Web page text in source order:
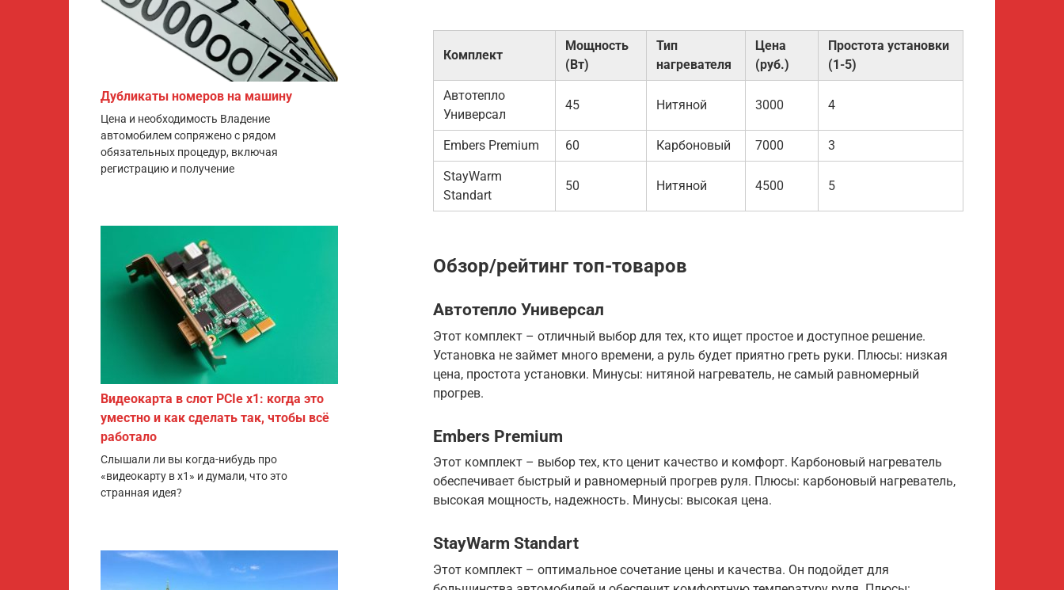
Комплект
Мощность
(Вт)
Тип
нагревателя
Цена
(руб.)
Простота установки
(1-5)
Автотепло
Универсал
45 Нитяной 3000 4
Embers Premium 60 Карбоновый 7000 3
StayWarm
Standart
50 Нитяной 4500 5
Обзор/рейтинг топ-товаров
Автотепло Универсал
Этот комплект – отличный выбор для тех, кто ищет простое и доступное решение.
Установка не займет много времени, а руль будет приятно греть руки. Плюсы: низкая
цена, простота установки. Минусы: нитяной нагреватель, не самый равномерный
прогрев.
Embers Premium
Этот комплект – выбор тех, кто ценит качество и комфорт. Карбоновый нагреватель
обеспечивает быстрый и равномерный прогрев руля. Плюсы: карбоновый нагреватель,
высокая мощность, надежность. Минусы: высокая цена.
StayWarm Standart
Этот комплект – оптимальное сочетание цены и качества. Он подойдет для
Дубликаты номеров на машину
Цена и необходимость Владение
автомобилем сопряжено с рядом
обязательных процедур, включая
регистрацию и получение
Видеокарта в слот PCIe x1: когда это
уместно и как сделать так, чтобы всё
работало
Слышали ли вы когда-нибудь про
«видеокарту в x1» и думали, что это
странная идея?